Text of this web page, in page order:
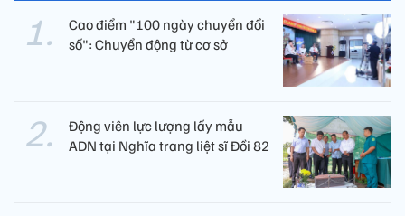
Cao điểm "100 ngày chuyển đổi
số": Chuyển động từ cơ sở
Động viên lực lượng lấy mẫu
ADN tại Nghĩa trang liệt sĩ Đồi 82​